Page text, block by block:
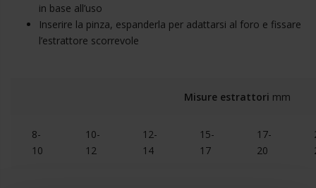
in base all’uso
Inserire la pinza, espanderla per adattarsi al foro e fissare
l’estrattore scorrevole
Misure estrattori mm
8-
10
10-
12
12-
14
15-
17
17-
20